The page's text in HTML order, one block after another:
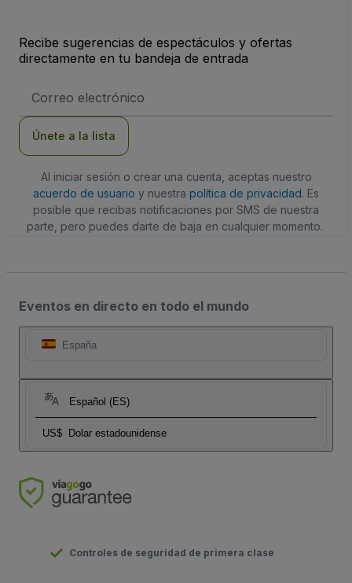
Recibe sugerencias de espectáculos y ofertas
directamente en tu bandeja de entrada
de
Únete a la lista
Al iniciar sesión o crear una cuenta, aceptas nuestro
acuerdo de usuario y nuestra política de privacidad. Es
posible que recibas notificaciones por SMS de nuestra
parte, pero puedes darte de baja en cualquier momento.
Eventos en directo en todo el mundo
España
Español (ES)
US$ Dolar estadounidense
Controles de seguridad de primera clase